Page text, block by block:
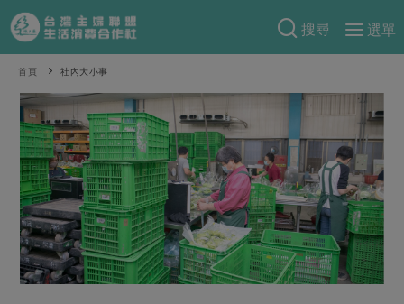
搜尋
選單
產品分類
當季蔬果
一籃菜 當令水果
芽苗類 蕈菇類
辛香料類
奶蛋豆・五穀
蛋 乳製品
食譜料理
食材
米食
麵食
肉食
海鮮
特別企畫
預購活動
把最好的台灣味帶回家！
防災用品預購圓滿結束
綠主張
觀點文章
主婦食堂 一籃菜真心話
關於合作社
首頁 社內大小事